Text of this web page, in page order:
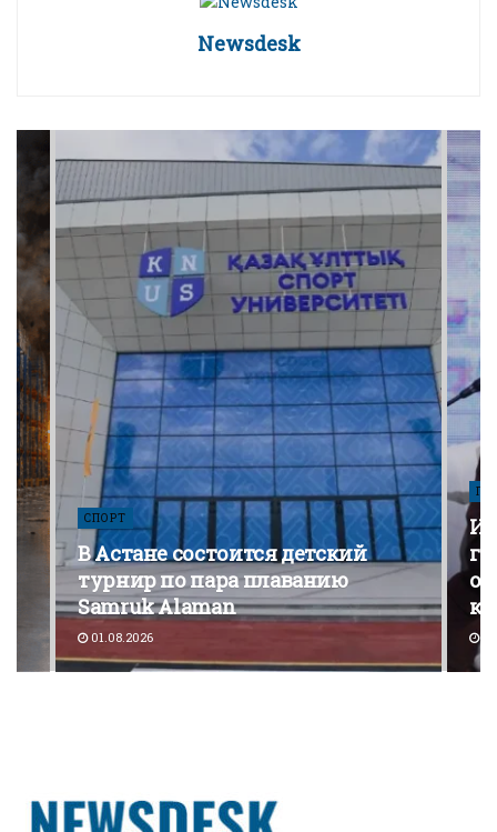
Newsdesk
СПОРТ
В Астане состоится детский
турнир по пара плаванию
Samruk Alaman
01.08.2026